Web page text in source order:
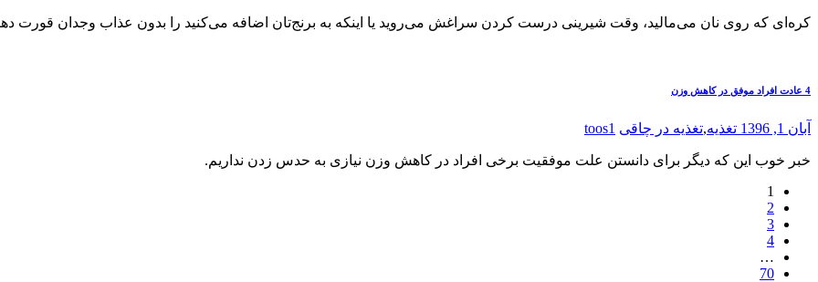
کره‌ای که روی نان می‌مالید، وقت شیرینی درست کردن سراغش می‌روید یا اینکه به برنج‌تان اضافه می‌کنید را بدون عذاب وجدان قورت
4 عادت افراد موفق در کاهش وزن
آبان 1, 1396 تغذیه,تغذیه در چاقی toos1
خبر خوب این که دیگر برای دانستن علت موفقیت برخی افراد در کاهش وزن نیازی به حدس زدن نداریم.
1
2
3
4
…
70